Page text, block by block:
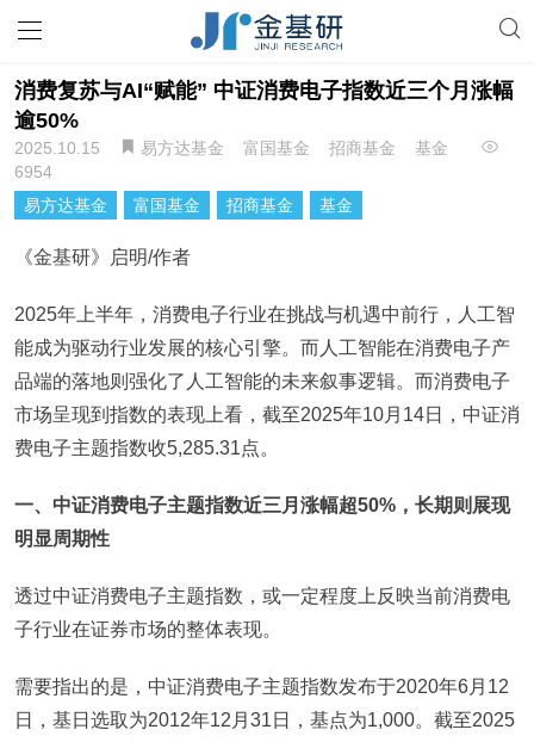
消费复苏与AI“赋能” 中证消费电子指数近三个月涨幅
逾50%
2025.10.15 易方达基金 富国基金 招商基金
基金
6954
易方达基金
富国基金 招商基金 基金
《金基研》启明/作者
2025年上半年，消费电子行业在挑战与机遇中前行，人工智
能成为驱动行业发展的核心引擎。而人工智能在消费电子产
品端的落地则强化了人工智能的未来叙事逻辑。而消费电子
市场呈现到指数的表现上看，截至2025年10月14日，中证消
费电子主题指数收5,285.31点。
一、中证消费电子主题指数近三月涨幅超50%，长期则展现
明显周期性
透过中证消费电子主题指数，或一定程度上反映当前消费电
子行业在证券市场的整体表现。
需要指出的是，中证消费电子主题指数发布于2020年6月12
日，基日选取为2012年12月31日，基点为1,000。截至2025